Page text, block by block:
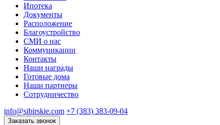
Ипотека
Документы
Расположение
Благоустройство
СМИ о нас
Коммуникации
Контакты
Наши награды
Готовые дома
Наши партнеры
Сотрудничество
info@sibirskie.com +7 (383) 383-09-04
Заказать звонок